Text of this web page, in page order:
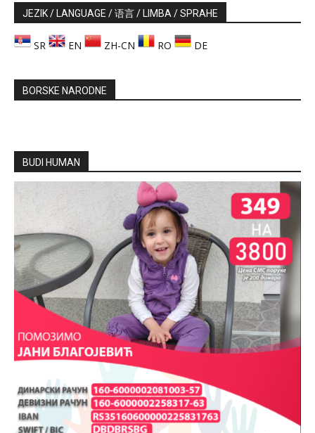
JEZIK / LANGUAGE / 语言 / LIMBA / SPRAHE
SR EN ZH-CN RO DE
BORSKE NARODNE
BUDI HUMAN